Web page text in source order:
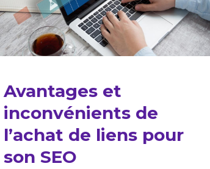
Avantages et
inconvénients de
l’achat de liens pour
son SEO